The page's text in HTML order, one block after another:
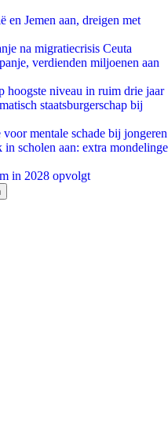
en Jemen aan, dreigen met
na migratiecrisis Ceuta
verdienden miljoenen aan
hoogste niveau in ruim drie jaar
staatsburgerschap bij
mentale schade bij jongeren
scholen aan: extra mondelinge
in 2028 opvolgt